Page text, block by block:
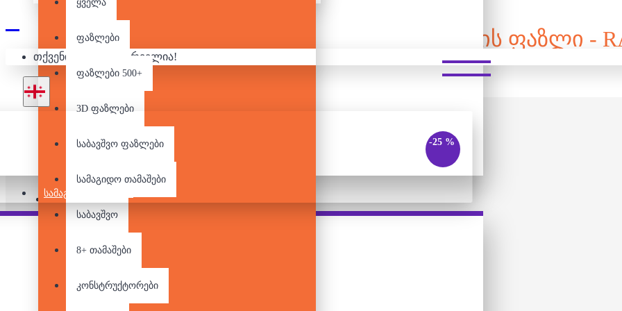
ᲡᲐᲛᲐᲒᲘᲓᲝ ᲗᲐᲛᲐᲨᲔᲑᲘ
ყველა
ფაზლები
ფაზლები 500+
3D ფაზლები
საბავშვო ფაზლები
სამაგიდო თამაშები
საბავშვო
8+ თამაშები
კონსტრუქტორები
თქვენი კალათა ცარიელია!
ᲐᲜᲘᲛᲐᲪᲘᲣᲠᲘ ᲒᲛᲘᲠᲔᲑᲘᲡ ᲤᲐᲖᲚᲘ -
-25 %
Pair it With People Also Bought